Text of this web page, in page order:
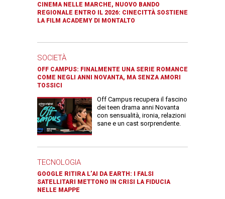
CINEMA NELLE MARCHE, NUOVO BANDO
REGIONALE ENTRO IL 2026: CINECITTÀ SOSTIENE
LA FILM ACADEMY DI MONTALTO
SOCIETÀ
OFF CAMPUS: FINALMENTE UNA SERIE ROMANCE
COME NEGLI ANNI NOVANTA, MA SENZA AMORI
TOSSICI
Off Campus recupera il fascino
dei teen drama anni Novanta
con sensualità, ironia, relazioni
sane e un cast sorprendente.
TECNOLOGIA
GOOGLE RITIRA L’AI DA EARTH: I FALSI
SATELLITARI METTONO IN CRISI LA FIDUCIA
NELLE MAPPE